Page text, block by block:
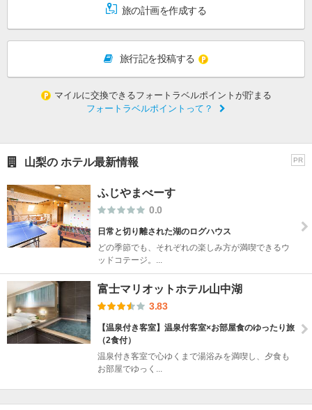
旅の計画を作成する
旅行記を投稿する
マイルに交換できるフォートラベルポイントが貯まる
フォートラベルポイントって？
PR
山梨の ホテル最新情報
ふじやまべーす
0.0
日常と切り離された湖のログハウス
どの季節でも、それぞれの楽しみ方が満喫できるウ
ッドコテージ。...
富士マリオットホテル山中湖
3.83
【温泉付き客室】温泉付客室×お部屋食のゆったり旅
（2食付）
温泉付き客室で心ゆくまで湯浴みを満喫し、夕食も
お部屋でゆっく...